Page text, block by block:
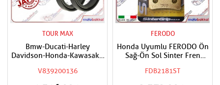
TOUR MAX
Bmw-Ducati-Harley
Davidson-Honda-Kawasaki-
Amortisör Yağ Keçesi
41x54x11
V839200136
FERODO
Honda Uyumlu FERODO Ön
Sağ-Ön Sol Sinter Fren
FDB2181ST